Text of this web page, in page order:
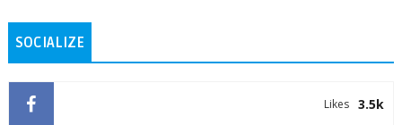
SOCIALIZE
3.5k
Likes